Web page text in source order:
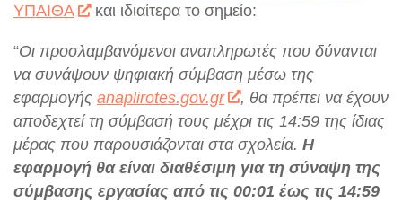
ΥΠΑΙΘΑ
και ιδιαίτερα το σημείο:
“Οι προσλαμβανόμενοι αναπληρωτές που δύνανται
να συνάψουν ψηφιακή σύμβαση μέσω της
εφαρμογής anaplirotes.gov.gr
, θα πρέπει να έχουν
αποδεχτεί τη σύμβασή τους μέχρι τις 14:59 της ίδιας
μέρας που παρουσιάζονται στα σχολεία. Η
εφαρμογή θα είναι διαθέσιμη για τη σύναψη της
σύμβασης εργασίας από τις 00:01 έως τις 14:59